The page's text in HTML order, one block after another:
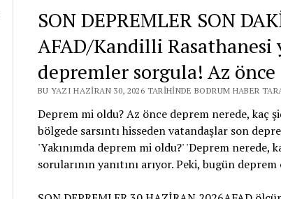
SON DEPREMLER SON
AFAD/Kandilli Rasathanesi
depremler sorgula! Az
BU YAZI HAZIRAN 30, 2026 TARIHINDE BODRUM HABER
Deprem mi oldu? Az önce deprem nerede, kaç
bölgede sarsıntı hisseden vatandaşlar son
'Yakınımda deprem mi oldu?' 'Deprem nerede,
sorularının yanıtını arıyor. Peki, bugün